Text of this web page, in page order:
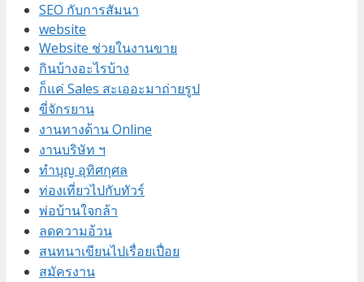
SEO กับการสัมนา
website
Website ช่วยในงานขาย
กินบ้างอะไรบ้าง
ก็แค่ Sales สะเออะมาถ่ายรูป
ขี่จักรยาน
งานทางด้าน Online
งานบริษัท ฯ
ทำบุญ อุทิศกุศล
ท่องเที่ยวไปกับทัวร์
พ่อบ้านใจกล้า
ลดความอ้วน
สนทนาเขียนไปเรื่อยเปื่อย
สมัครงาน